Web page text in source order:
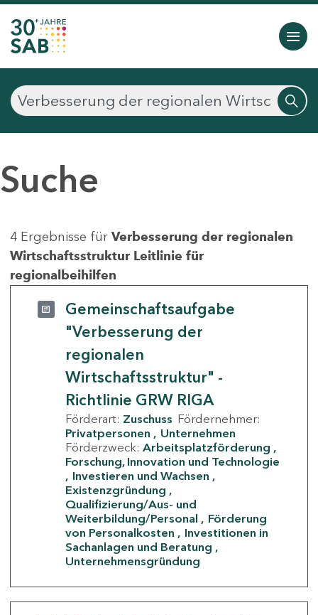
Suche
4 Ergebnisse für Verbesserung der regionalen
Wirtschaftsstruktur Leitlinie für
regionalbeihilfen
Gemeinschaftsaufgabe
"Verbesserung der
regionalen
Wirtschaftsstruktur" -
Richtlinie GRW RIGA
Förderart: Zuschuss Fördernehmer:
Privatpersonen
Unternehmen
Förderzweck: Arbeitsplatzförderung
Forschung, Innovation und Technologie
Investieren und Wachsen
Existenzgründung
Qualifizierung/Aus- und
Weiterbildung/Personal
Förderung
von Personalkosten
Investitionen in
Sachanlagen und Beratung
Unternehmensgründung